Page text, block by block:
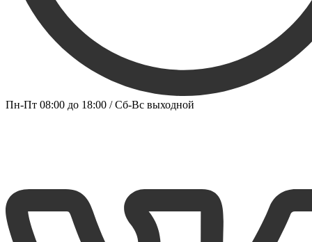
Пн-Пт 08:00 до 18:00 / Сб-Вс выходной